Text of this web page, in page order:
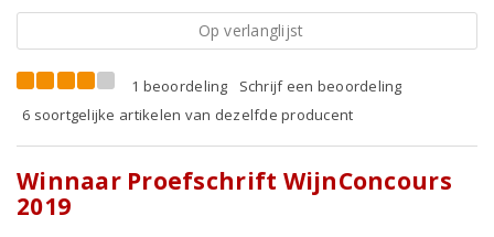
Op verlanglijst
1 beoordeling
Schrijf een beoordeling
6 soortgelijke artikelen van dezelfde producent
Winnaar Proefschrift WijnConcours
2019